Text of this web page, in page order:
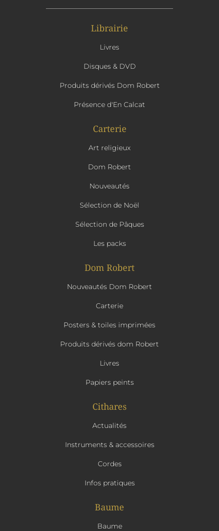
Librairie
Livres
Disques & DVD
Produits dérivés Dom Robert
Présence d'En Calcat
Carterie
Art religieux
Dom Robert
Nouveautés
Sélection de Noël
Sélection de Pâques
Les packs
Dom Robert
Nouveautés Dom Robert
Carterie
Posters & toiles imprimées
Produits dérivés dom Robert
Livres
Papiers peints
Cithares
Actualités
Instruments & accessoires
Cordes
Infos pratiques
Baume
Baume